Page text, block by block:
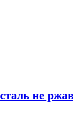
не